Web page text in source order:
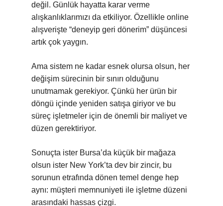
değil. Günlük hayatta karar verme
alışkanlıklarımızı da etkiliyor. Özellikle online
alışverişte “deneyip geri dönerim” düşüncesi
artık çok yaygın.
Ama sistem ne kadar esnek olursa olsun, her
değişim sürecinin bir sınırı olduğunu
unutmamak gerekiyor. Çünkü her ürün bir
döngü içinde yeniden satışa giriyor ve bu
süreç işletmeler için de önemli bir maliyet ve
düzen gerektiriyor.
Sonuçta ister Bursa’da küçük bir mağaza
olsun ister New York’ta dev bir zincir, bu
sorunun etrafında dönen temel denge hep
aynı: müşteri memnuniyeti ile işletme düzeni
arasındaki hassas çizgi.